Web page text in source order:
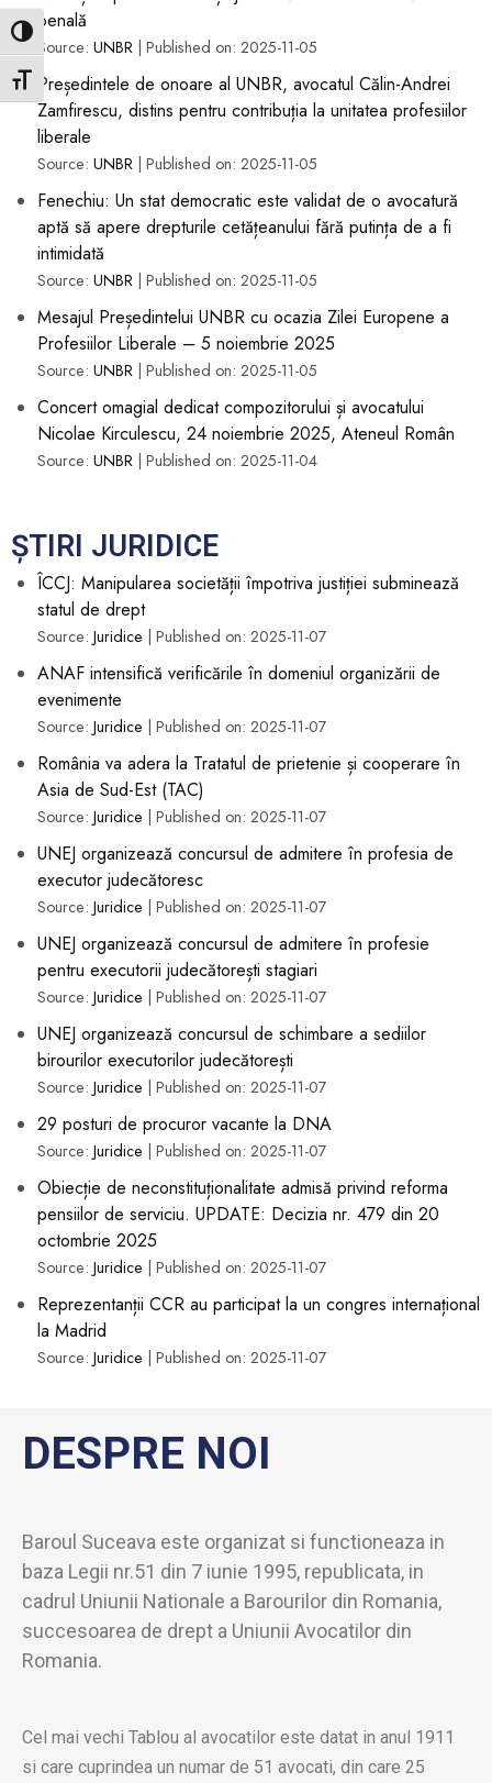
Toggle High Contrast
Toggle Font size
penală
Source: UNBR Published on: 2025-11-05
Președintele de onoare al UNBR, avocatul Călin-Andrei
Zamfirescu, distins pentru contribuția la unitatea profesiilor
liberale
Source: UNBR Published on: 2025-11-05
Fenechiu: Un stat democratic este validat de o avocatură
aptă să apere drepturile cetățeanului fără putința de a fi
intimidată
Source: UNBR Published on: 2025-11-05
Mesajul Președintelui UNBR cu ocazia Zilei Europene a
Profesiilor Liberale – 5 noiembrie 2025
Source: UNBR Published on: 2025-11-05
Concert omagial dedicat compozitorului și avocatului
Nicolae Kirculescu, 24 noiembrie 2025, Ateneul Român
Source: UNBR Published on: 2025-11-04
ȘTIRI JURIDICE
ÎCCJ: Manipularea societății împotriva justiției subminează
statul de drept
Source: Juridice Published on: 2025-11-07
ANAF intensifică verificările în domeniul organizării de
evenimente
Source: Juridice Published on: 2025-11-07
România va adera la Tratatul de prietenie și cooperare în
Asia de Sud-Est (TAC)
Source: Juridice Published on: 2025-11-07
UNEJ organizează concursul de admitere în profesia de
executor judecătoresc
Source: Juridice Published on: 2025-11-07
UNEJ organizează concursul de admitere în profesie
pentru executorii judecătorești stagiari
Source: Juridice Published on: 2025-11-07
UNEJ organizează concursul de schimbare a sediilor
birourilor executorilor judecătorești
Source: Juridice Published on: 2025-11-07
29 posturi de procuror vacante la DNA
Source: Juridice Published on: 2025-11-07
Obiecție de neconstituționalitate admisă privind reforma
pensiilor de serviciu. UPDATE: Decizia nr. 479 din 20
octombrie 2025
Source: Juridice Published on: 2025-11-07
Reprezentanții CCR au participat la un congres internațional
la Madrid
Source: Juridice Published on: 2025-11-07
DESPRE NOI
Baroul Suceava este organizat si functioneaza in
baza Legii nr.51 din 7 iunie 1995, republicata, in
cadrul Uniunii Nationale a Barourilor din Romania,
succesoarea de drept a Uniunii Avocatilor din
Romania.
Cel mai vechi Tablou al avocatilor este datat in anul 1911
si care cuprindea un numar de 51 avocati, din care 25